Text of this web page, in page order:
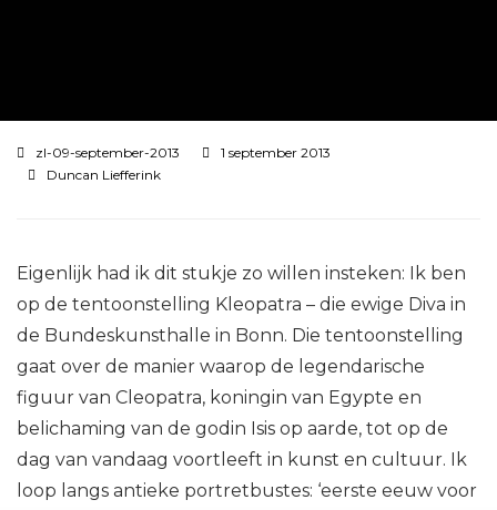
zl-09-september-2013
1 september 2013
Duncan Liefferink
Eigenlijk had ik dit stukje zo willen insteken: Ik ben
op de tentoonstelling Kleopatra – die ewige Diva in
de Bundeskunsthalle in Bonn. Die tentoonstelling
gaat over de manier waarop de legendarische
figuur van Cleopatra, koningin van Egypte en
belichaming van de godin Isis op aarde, tot op de
dag van vandaag voortleeft in kunst en cultuur. Ik
loop langs antieke portretbustes: ‘eerste eeuw voor